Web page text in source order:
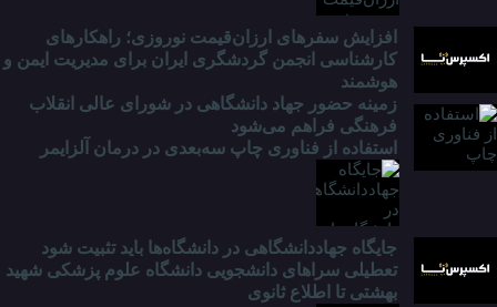
افزایش سفرهای ارزان‌قیمت نوروزی؛ راهکارهای
کارشناسی انجمن گردشگری ایران برای مدیریت ایمن و
هوشمند
زمینه حضور جهاد دانشگاهی در شورای عالی انقلاب
فرهنگی فراهم می‌شود
استفاده از فناوری چاپ سه‌بعدی در درمان آلزایمر
جایگاه جهاددانشگاهی در دانشگاه‌ها باید تثبیت شود
تعطیلی سراهای دانشجویی دانشگاه علوم پزشکی شهید
بهشتی تا اطلاع ثانوی